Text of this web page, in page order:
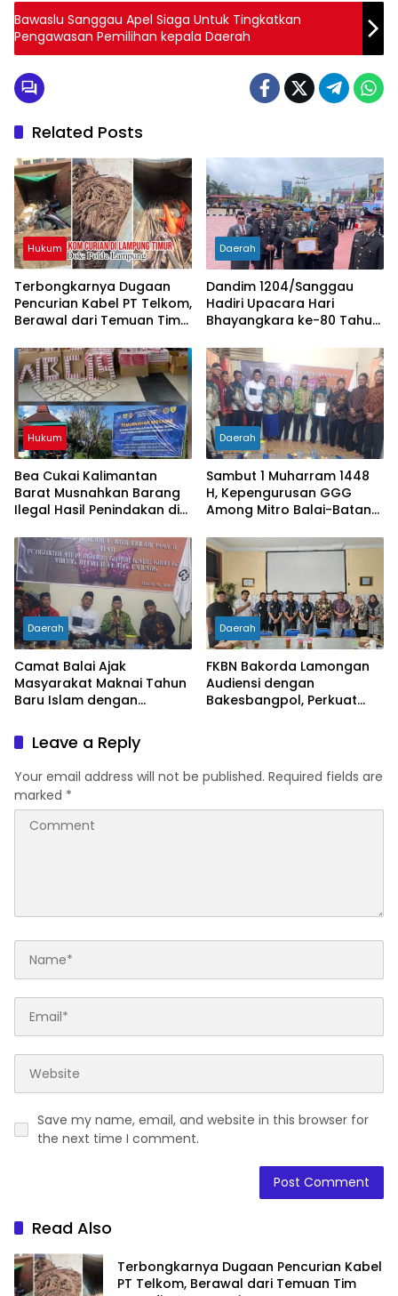
Bawaslu Sanggau Apel Siaga Untuk Tingkatkan
Pengawasan Pemilihan kepala Daerah
Related Posts
Hukum
Terbongkarnya Dugaan
Pencurian Kabel PT Telkom,
Berawal dari Temuan Tim
Daerah
Dandim 1204/Sanggau
Hadiri Upacara Hari
Bhayangkara ke-80 Tahun
Hukum
Bea Cukai Kalimantan
Barat Musnahkan Barang
Ilegal Hasil Penindakan di
Daerah
Sambut 1 Muharram 1448
H, Kepengurusan GGG
Among Mitro Balai-Batang
Daerah
Camat Balai Ajak
Masyarakat Maknai Tahun
Baru Islam dengan
Kebersamaan
Daerah
FKBN Bakorda Lamongan
Audiensi dengan
Bakesbangpol, Perkuat
Leave a Reply
Your email address will not be published. Required fields are
marked *
Save my name, email, and website in this browser for
the next time I comment.
Read Also
Terbongkarnya Dugaan Pencurian Kabel
PT Telkom, Berawal dari Temuan Tim